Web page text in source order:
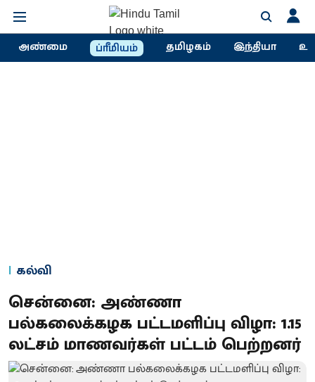
அண்மை ப்ரீமியம் தமிழகம் இந்தியா
கல்வி
சென்னை: அண்ணா
பல்கலைக்கழக பட்டமளிப்பு விழா: 1.15
லட்சம் மாணவர்கள் பட்டம் பெற்றனர்